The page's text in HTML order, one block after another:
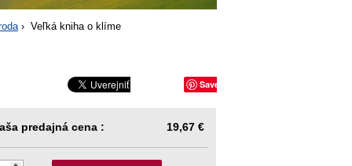
› Veľká kniha o klíme
Save
predajná cena : 19,67 €